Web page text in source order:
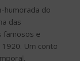
humorada do
das
famosos e
1920. Um conto